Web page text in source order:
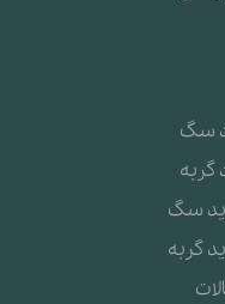
سگ
گربه
سگ
گربه